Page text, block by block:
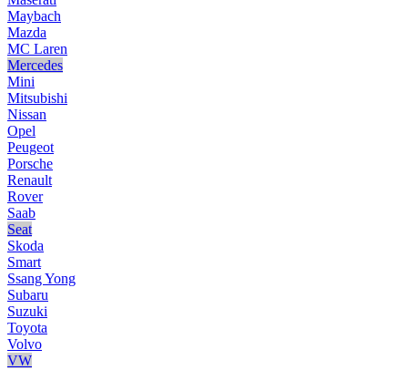
Maybach
Mazda
MC Laren
Mercedes
Mini
Mitsubishi
Nissan
Opel
Peugeot
Porsche
Renault
Rover
Saab
Seat
Skoda
Smart
Ssang Yong
Subaru
Suzuki
Toyota
Volvo
VW